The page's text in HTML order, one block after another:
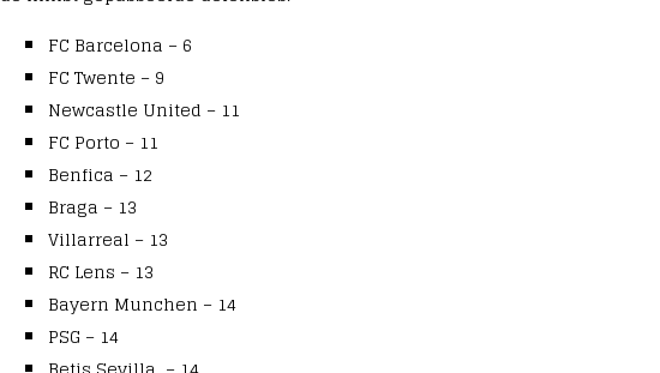
FC Barcelona – 6
FC Twente – 9
Newcastle United – 11
FC Porto – 11
Benfica – 12
Braga – 13
Villarreal – 13
RC Lens – 13
Bayern Munchen – 14
PSG – 14